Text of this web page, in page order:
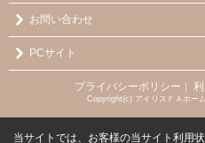
お問い合わせ
PCサイト
プライバシーポリシー
Copyright(c) アイリスＦＡホー
当サイトでは、お客様の当サイト利用